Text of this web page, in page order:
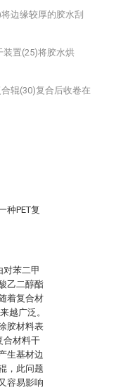
种PET复
对苯二甲
乙二醇酯
着复合材
越广泛。
胶材料表
合材料干
生基材边
，此问题
容易影响
边缘较厚的胶水刮
装置(25)将胶水烘
辊(30)复合后收卷在